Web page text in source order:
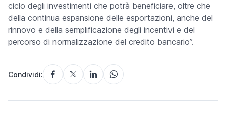
ciclo degli investimenti che potrà beneficiare, oltre che
della continua espansione delle esportazioni, anche del
rinnovo e della semplificazione degli incentivi e del
percorso di normalizzazione del credito bancario”.
Condividi: